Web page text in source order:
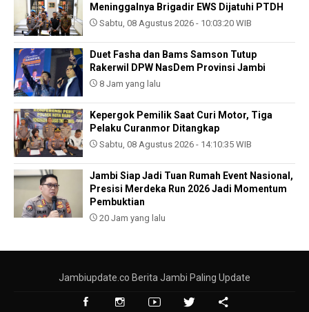
Meninggalnya Brigadir EWS Dijatuhi PTDH
Sabtu, 08 Agustus 2026 - 10:03:20 WIB
Duet Fasha dan Bams Samson Tutup
Rakerwil DPW NasDem Provinsi Jambi
8 Jam yang lalu
Kepergok Pemilik Saat Curi Motor, Tiga
Pelaku Curanmor Ditangkap
Sabtu, 08 Agustus 2026 - 14:10:35 WIB
Jambi Siap Jadi Tuan Rumah Event Nasional,
Presisi Merdeka Run 2026 Jadi Momentum
Pembuktian
20 Jam yang lalu
Jambiupdate.co Berita Jambi Paling Update